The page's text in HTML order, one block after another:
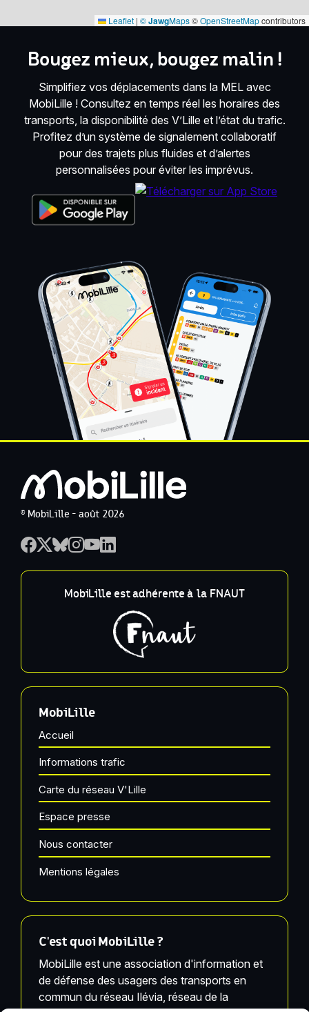
Leaflet | ©JawgMaps©OpenStreetMapcontributors
Bougez mieux, bougez malin !
Simplifiez vos déplacements dans la MEL avec
MobiLille ! Consultez en temps réel les horaires des
transports, la disponibilité des V’Lille et l’état du trafic.
Profitez d’un système de signalement collaboratif
pour des trajets plus fluides et d’alertes
personnalisées pour éviter les imprévus.
© MobiLille - août 2026
MobiLille est adhérente à la FNAUT
MobiLille
Accueil
Informations trafic
Carte du réseau V'Lille
Espace presse
Nous contacter
Mentions légales
C'est quoi MobiLille ?
MobiLille est une association d'information et
de défense des usagers des transports en
commun du réseau Ilévia, réseau de la